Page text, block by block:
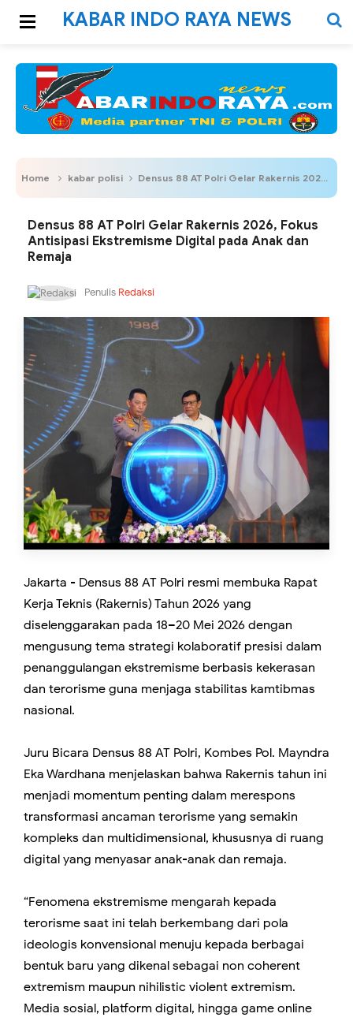
KABAR INDO RAYA NEWS
Home kabar polisi Densus 88 AT Polri Gelar Rakernis 2026, Fokus Antisipasi Ekstremisme Digital pada Anak dan Remaja
Densus 88 AT Polri Gelar Rakernis 2026, Fokus
Antisipasi Ekstremisme Digital pada Anak dan
Remaja
Penulis Redaksi
Jakarta - Densus 88 AT Polri resmi membuka Rapat
Kerja Teknis (Rakernis) Tahun 2026 yang
diselenggarakan pada 18–20 Mei 2026 dengan
mengusung tema strategi kolaboratif presisi dalam
penanggulangan ekstremisme berbasis kekerasan
dan terorisme guna menjaga stabilitas kamtibmas
nasional.
Juru Bicara Densus 88 AT Polri, Kombes Pol. Mayndra
Eka Wardhana menjelaskan bahwa Rakernis tahun ini
menjadi momentum penting dalam merespons
transformasi ancaman terorisme yang semakin
kompleks dan multidimensional, khususnya di ruang
digital yang menyasar anak-anak dan remaja.
“Fenomena ekstremisme mengarah kepada
terorisme saat ini telah berkembang dari pola
ideologis konvensional menuju kepada berbagai
bentuk baru yang dikenal sebagai non coherent
extremism maupun nihilistic violent extremism.
Media sosial, platform digital, hingga game online